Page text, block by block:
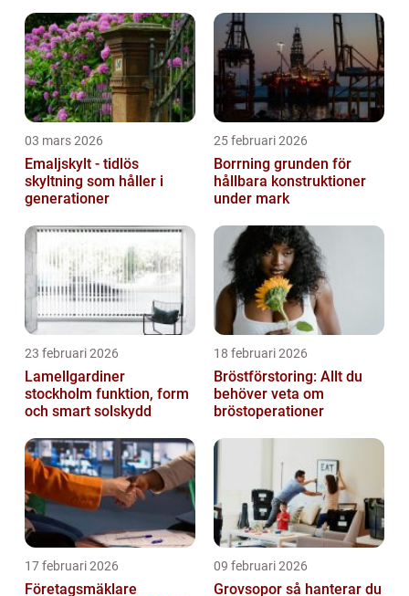
03 mars 2026
Emaljskylt - tidlös
skyltning som håller i
generationer
25 februari 2026
Borrning grunden för
hållbara konstruktioner
under mark
23 februari 2026
Lamellgardiner
stockholm funktion, form
och smart solskydd
18 februari 2026
Bröstförstoring: Allt du
behöver veta om
bröstoperationer
17 februari 2026
Företagsmäklare
09 februari 2026
Grovsopor så hanterar du